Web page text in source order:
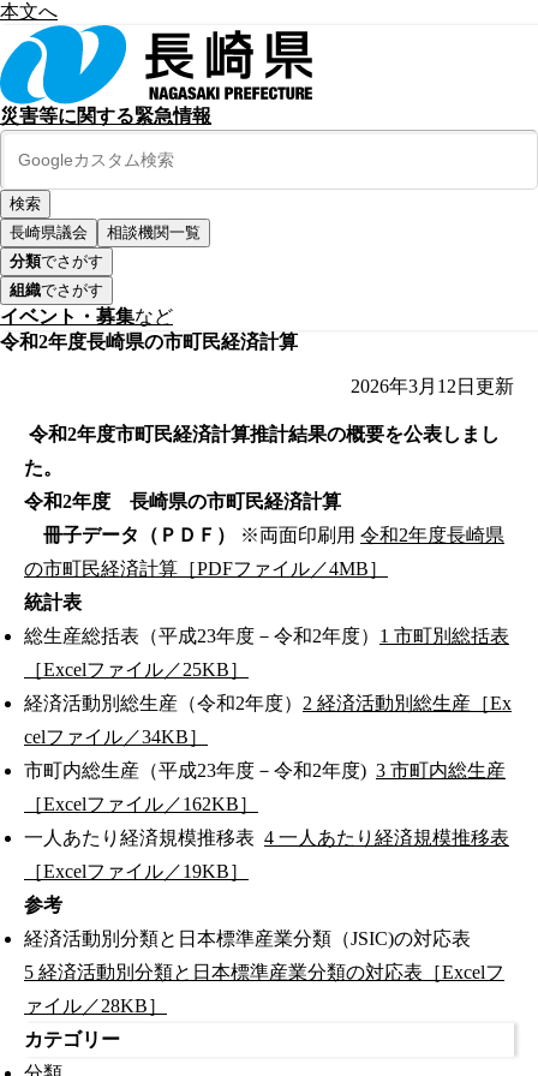
本文へ
災害等に関する緊急情報
長崎県議会
相談機関一覧
分類でさがす
組織でさがす
イベント・募集など
令和2年度長崎県の市町民経済計算
2026年3月12日 更新
令和2年度市町民経済計算推計結果の概要を公表しまし
た。
令和2年度 長崎県の市町民経済計算
冊子データ（ＰＤＦ）
※両面印刷用 令和2年度長崎県
の市町民経済計算［PDFファイル／4MB］
統計表
総生産総括表（平成23年度－令和2年度） 1 市町別総括表
［Excelファイル／25KB］
経済活動別総生産（令和2年度） 2 経済活動別総生産［Ex
celファイル／34KB］
市町内総生産（平成23年度－令和2年度) 3 市町内総生産
［Excelファイル／162KB］
一人あたり経済規模推移表 4 一人あたり経済規模推移表
［Excelファイル／19KB］
参考
経済活動別分類と日本標準産業分類（JSIC)の対応表
5 経済活動別分類と日本標準産業分類の対応表［Excelフ
ァイル／28KB］
カテゴリー